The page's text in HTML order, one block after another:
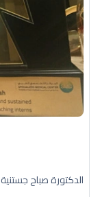
الدكتورة صباح جستنية